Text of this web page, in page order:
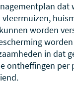
worden
in dat
ontheffingen